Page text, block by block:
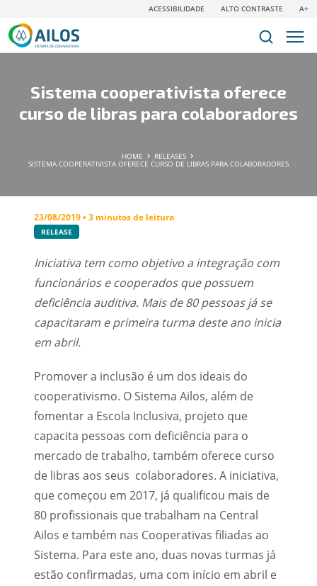
ACESSIBILIDADE ALTO CONTRASTE A+
Sistema cooperativista oferece
curso de libras para colaboradores
HOME
RELEASES
SISTEMA COOPERATIVISTA OFERECE CURSO DE LIBRAS PARA COLABORADORES
23/08/2019 • 3 minutos de leitura
RELEASE
Iniciativa tem como objetivo a integração com
funcionários e cooperados que possuem
deficiência auditiva. Mais de 80 pessoas já se
capacitaram e primeira turma deste ano inicia
em abril.
Promovera inclusão é um dos ideais do
cooperativismo. O Sistema Ailos, além de
fomentar a Escola Inclusiva, projeto que
capacita pessoas com deficiência para o
mercado de trabalho, também oferece curso
de libras aos seus colaboradores. A iniciativa,
que começou em 2017, já qualificou mais de
80 profissionais que trabalham na Central
Ailos e também nas Cooperativas filiadas ao
Sistema. Para este ano, duas novas turmas já
estão confirmadas, uma com início em abril e